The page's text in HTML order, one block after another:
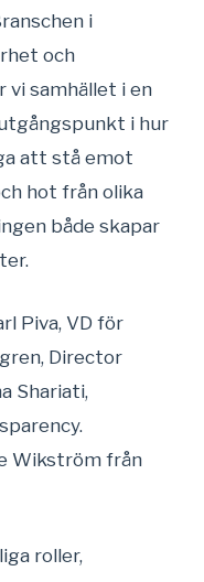
i
och
vi samhället i en
i hur
att stå emot
hot från olika
både skapar
Piva, VD för
Director
Shariati,
Wikström från
roller,